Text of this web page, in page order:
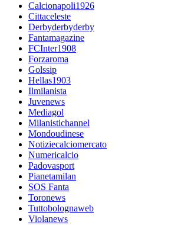
Calcionapoli1926
Cittaceleste
Derbyderbyderby
Fantamagazine
FCInter1908
Forzaroma
Golssip
Hellas1903
Ilmilanista
Juvenews
Mediagol
Milanistichannel
Mondoudinese
Notiziecalciomercato
Numericalcio
Padovasport
Pianetamilan
SOS Fanta
Toronews
Tuttobolognaweb
Violanews